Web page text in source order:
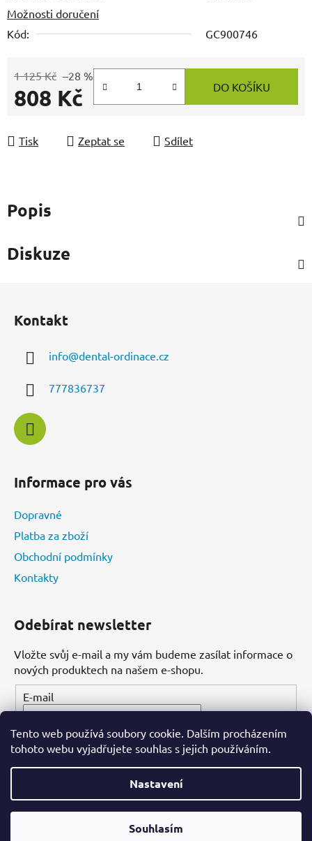
Tento web používá soubory cookie. Dalším procházením
tohoto webu vyjadřujete souhlas s jejich používáním.
Nastavení
Souhlasím
Možnosti doručení
Kód:
GC900746
1 125 Kč –28 %
808 Kč DO KOŠÍKU
Tisk Zeptat se Sdílet
Popis
Diskuze
Kontakt
info@dental-ordinace.cz
777836737
Informace pro vás
Dopravné
Platba za zboží
Obchodní podmínky
Kontakty
Odebírat newsletter
Vložte svůj e-mail a my vám budeme zasílat informace o
nových produktech na našem e-shopu.
E-mail
PŘIHLÁSIT SE
Vytvořil Shoptet
Dental-ordinace.cz